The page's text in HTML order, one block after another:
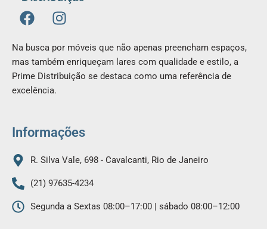
F
a
c
e
b
o
o
I
n
t
a
g
m
Na busca por móveis que não apenas preencham espaços,
mas também enriqueçam lares com qualidade e estilo, a
Prime Distribuição se destaca como uma referência de
excelência.
Informações
R. Silva Vale, 698 - Cavalcanti, Rio de Janeiro
(21) 97635-4234
Segunda a Sextas 08:00–17:00 | sábado 08:00–12:00